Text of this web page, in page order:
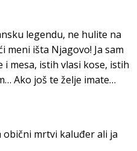
legendu, ne hulite na
meni išta Njagovo! Ja sam
mesa, istih vlasi kose, istih
Ako još te želje imate…
obični mrtvi kaluđer ali ja